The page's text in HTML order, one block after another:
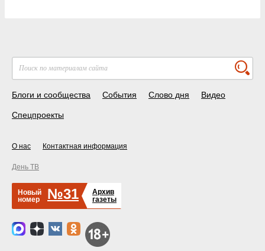
Блоги и сообщества События Слово дня Видео
Спецпроекты
О нас Контактная информация
День ТВ
Новый
номер
№31
Архив
газеты